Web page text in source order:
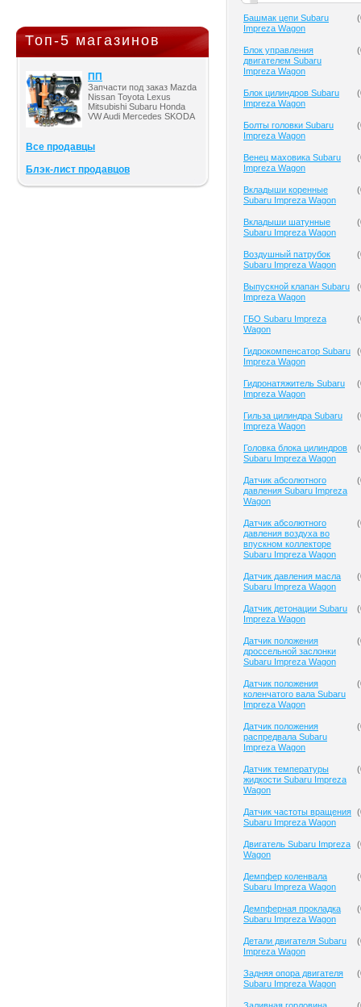
Топ-5 магазинов
ПП
Запчасти под заказ Mazda
Nissan Toyota Lexus
Mitsubishi Subaru Honda
VW Audi Mercedes SKODA
Все продавцы
Блэк-лист продавцов
Башмак цепи Subaru
Impreza Wagon
(
Блок управления
двигателем Subaru
Impreza Wagon
(
Блок цилиндров Subaru
Impreza Wagon
(
Болты головки Subaru
Impreza Wagon
(
Венец маховика Subaru
Impreza Wagon
(
Вкладыши коренные
Subaru Impreza Wagon
(
Вкладыши шатунные
Subaru Impreza Wagon
(
Воздушный патрубок
Subaru Impreza Wagon
(
Выпускной клапан Subaru
Impreza Wagon
(
ГБО Subaru Impreza
Wagon
(
Гидрокомпенсатор Subaru
Impreza Wagon
(
Гидронатяжитель Subaru
Impreza Wagon
(
Гильза цилиндра Subaru
Impreza Wagon
(
Головка блока цилиндров
Subaru Impreza Wagon
(
Датчик абсолютного
давления Subaru Impreza
Wagon
(
Датчик абсолютного
давления воздуха во
впускном коллекторе
Subaru Impreza Wagon
(
Датчик давления масла
Subaru Impreza Wagon
(
Датчик детонации Subaru
Impreza Wagon
(
Датчик положения
дроссельной заслонки
Subaru Impreza Wagon
(
Датчик положения
коленчатого вала Subaru
Impreza Wagon
(
Датчик положения
распредвала Subaru
Impreza Wagon
(
Датчик температуры
жидкости Subaru Impreza
Wagon
(
Датчик частоты вращения
Subaru Impreza Wagon
(
Двигатель Subaru Impreza
Wagon
(
Демпфер коленвала
Subaru Impreza Wagon
(
Демпферная прокладка
Subaru Impreza Wagon
(
Детали двигателя Subaru
Impreza Wagon
(
Задняя опора двигателя
Subaru Impreza Wagon
(